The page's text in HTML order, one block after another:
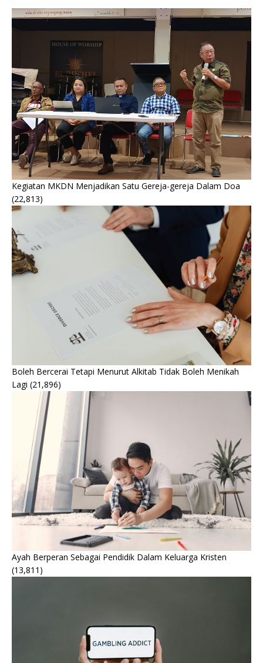
Kegiatan MKDN Menjadikan Satu Gereja-gereja Dalam Doa
(22,813)
Boleh Bercerai Tetapi Menurut Alkitab Tidak Boleh Menikah
Lagi (21,896)
Ayah Berperan Sebagai Pendidik Dalam Keluarga Kristen
(13,811)